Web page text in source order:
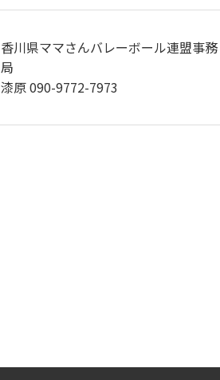
香川県ママさんバレーボール連盟事務
局
漆原 090-9772-7973